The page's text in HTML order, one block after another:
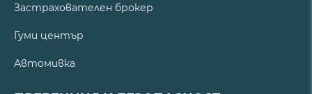
Застрахователен брокер
Гуми център
Автомивка